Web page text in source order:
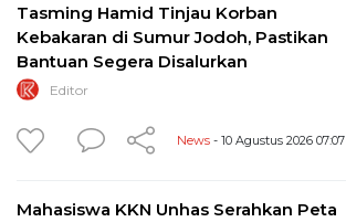
Tasming Hamid Tinjau Korban
Kebakaran di Sumur Jodoh, Pastikan
Bantuan Segera Disalurkan
Editor
News - 10 Agustus 2026 07:07
Mahasiswa KKN Unhas Serahkan Peta